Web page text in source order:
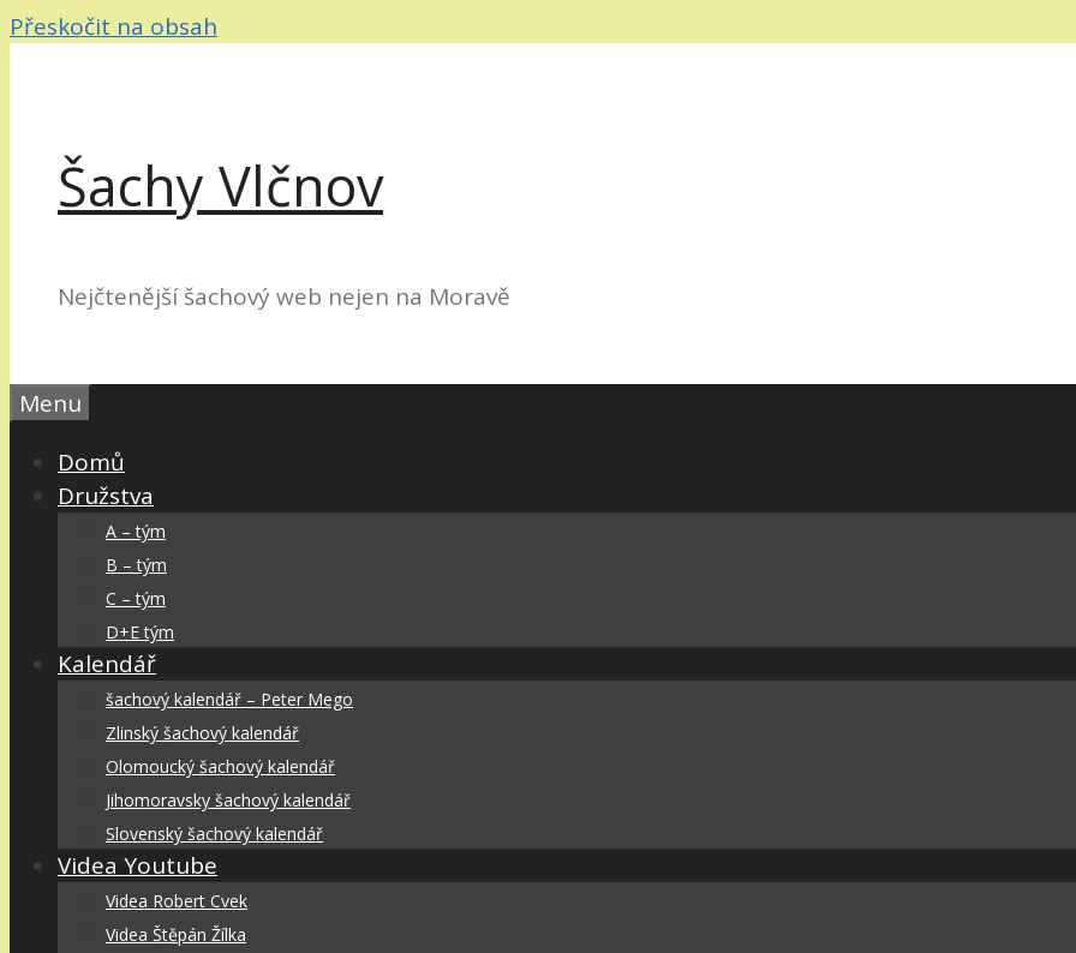
Přeskočit na obsah
Šachy Vlčnov
Nejčtenější šachový web nejen na Moravě
Menu
Domů
Družstva
A – tým
B – tým
C – tým
D+E tým
Kalendář
šachový kalendář – Peter Mego
Zlinský šachový kalendář
Olomoucký šachový kalendář
Jihomoravsky šachový kalendář
Slovenský šachový kalendář
Videa Youtube
Videa Robert Cvek
Videa Štěpán Žílka